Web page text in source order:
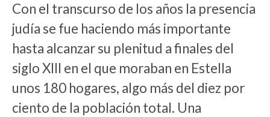
Con el transcurso de los años la presencia
judía se fue haciendo más importante
hasta alcanzar su plenitud a finales del
siglo XIII en el que moraban en Estella
unos 180 hogares, algo más del diez por
ciento de la población total. Una